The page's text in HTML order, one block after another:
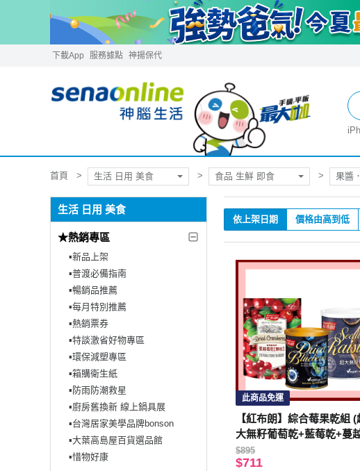
下載App 服務據點 神揚保代
首頁 生活 日用 美食 食品 生鮮 即食 果醬
生活 日用 美食
★熱銷專區
▪︎新品上架
▪︎普渡必備指南
▪︎暢銷品推薦
▪︎每月特別推薦
▪︎熱銷票券
▪︎特談激省好物專區
▪︎環保減塑專區
▪︎箱購衛生紙
▪︎防雨防潮救星
▪︎廚房舊換新 線上鍋具展
▪︎台灣居家美學品牌bonson
▪︎大葉高島屋百貨選品館
▪︎惜物好康
依上架日期 價格由高到低
此商品免運
【紅布朗】綜合莓果乾組 (
大無籽葡萄乾+藍莓乾+蔓
乾)
$895
$711